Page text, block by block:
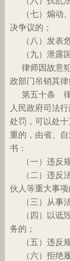
（七）煽动
决争议的；
（八）发表
（九）泄露
律师因故意
政部门吊销其律
第五十条 律
人民政府司法
处罚，可以处
重的，由省、
书：
（一）违反
（二）违反
伙人等重大事项
（三）从事
（四）以诋
务的；
（五）违反
（六）拒绝